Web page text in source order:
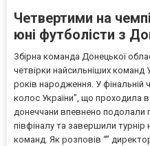
Четвертими на
юні футболісти з
Збірна команда Донецької
четвірки найсильніших команд
років народження. У фінальній
колос України”, що проходила
донеччани впевнено подолали
півфіналу та завершили турнір
команд. Як розповів “”